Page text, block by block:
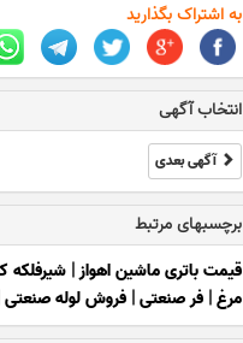
به اشتراک بگذارید
انتخاب آگهی
آگهی بعدی
برچسبهای مرتبط
قیمت باتری ماشین اهواز|شیرفلکه
مرغ|فر صنعتی|فروش لوله صنعتی